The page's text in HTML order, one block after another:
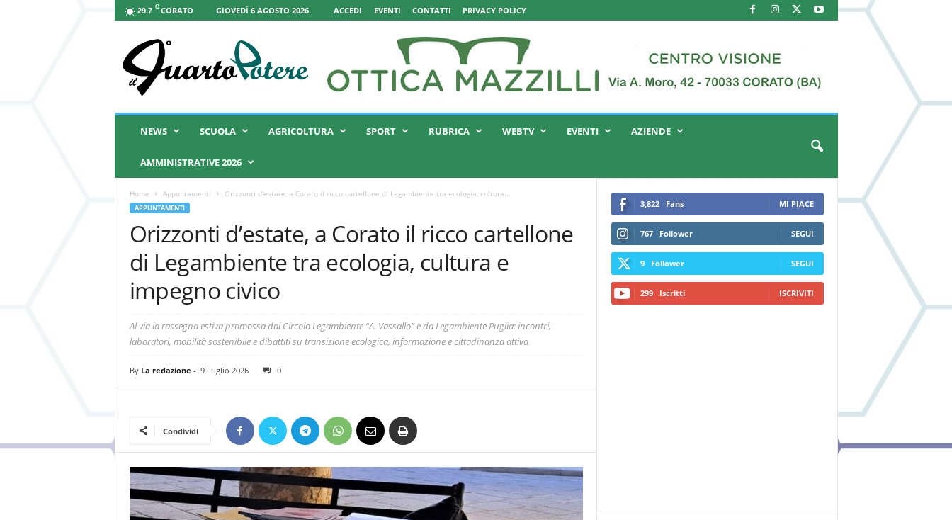
29.7 C CORATO GIOVEDÌ 6 AGOSTO 2026. ACCEDI EVENTI CONTATTI PRIVACY POLICY
Q
NEWS SCUOLA AGRICOLTURA SPORT RUBRICA WEBTV EVENTI AZIENDE
AMMINISTRATIVE 2026
Home Appuntamenti Orizzonti d’estate, a Corato il ricco cartellone di Legambiente tra ecologia, cultura...
APPUNTAMENTI
Orizzonti d’estate, a Corato il ricco cartellone
di Legambiente tra ecologia, cultura e
impegno civico
Al via la rassegna estiva promossa dal Circolo Legambiente “A. Vassallo” e da Legambiente Puglia: incontri,
laboratori, mobilità sostenibile e dibattiti su transizione ecologica, informazione e cittadinanza attiva
By La redazione - 9 Luglio 2026 0
Condividi
3,822 Fans MI PIACE
767 Follower SEGUI
9 Follower SEGUI
299 Iscritti ISCRIVITI